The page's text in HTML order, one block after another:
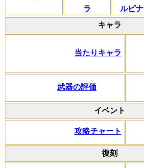
ラ ルピナ
キャラ
当たりキャラ
武器の評価
イベント
攻略チャート
復刻